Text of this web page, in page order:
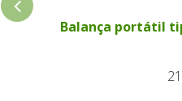
Balança portátil